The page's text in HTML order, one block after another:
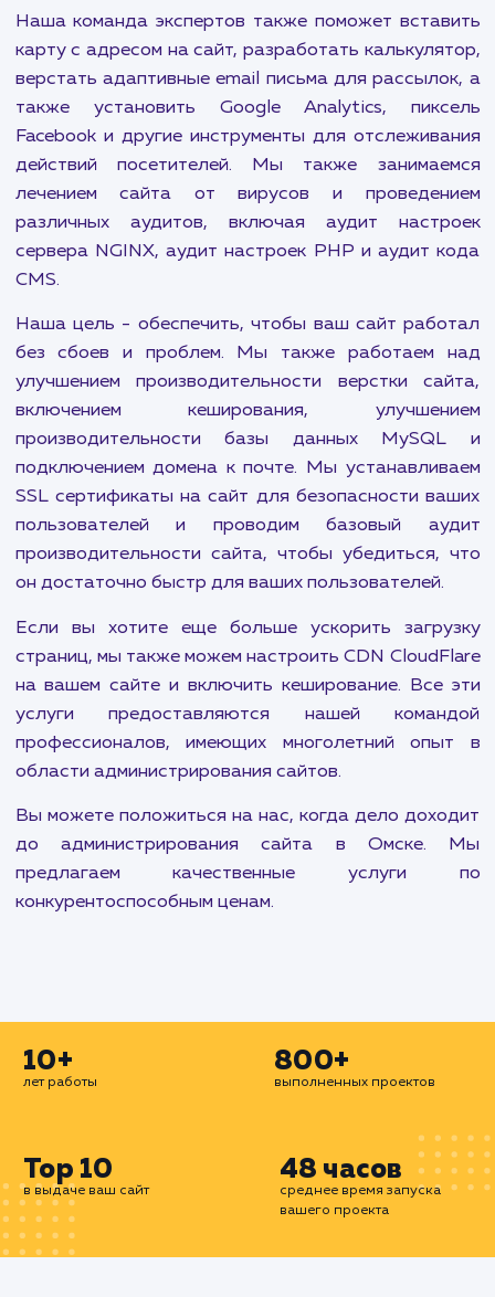
хостинг, настройку VPS, VDS, Dedicated
автоматическое резервное копирование
многое другое. Мы также помогаем в
фотографий из Instagram на сайте,
пикселя Вконтакте и настройке отправки
CRM. Для тех, кто хочет дополнительные
сервиса транзакционной рассылки писем,
каталога товаров из внешней системы и
предоставляем услуги по подключению
комментирования на сайт, установке онлайн
виджета расчета доставки, а также
оплаты на сайте.
Наша команда экспертов также поможет
карту с адресом на сайт, разработать
верстать адаптивные email письма для
также установить Google Analytics,
действий посетителей. Мы также
лечением сайта от вирусов и
различных аудитов, включая аудит
сервера NGINX, аудит настроек PHP и аудит
CMS.
Наша цель - обеспечить, чтобы ваш сайт
без сбоев и проблем. Мы также работаем
улучшением производительности верстки
включением кеширования,
пользователей и проводим базовый
производительности сайта, чтобы
Если вы хотите еще больше ускорить
страниц, мы также можем настроить CDN
на вашем сайте и включить кеширование. Все
услуги предоставляются нашей